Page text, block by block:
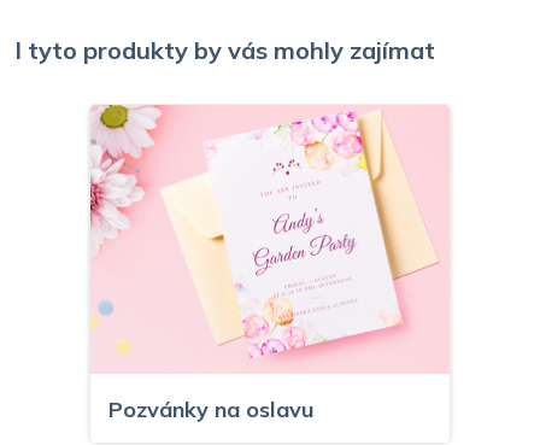
I tyto produkty by vás mohly zajímat
Pozvánky na oslavu